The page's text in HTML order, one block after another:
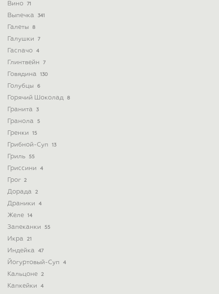
Вино 71
Выпечка 341
Галеты 8
Галушки 7
Гаспачо 4
Глинтвейн 7
Говядина 130
Голубцы 6
Горячий Шоколад 8
Гранита 3
Гранола 5
Гренки 15
Грибной-Суп 13
Гриль 55
Гриссини 4
Грог 2
Дорада 2
Драники 4
Желе 14
Запеканки 55
Икра 21
Индейка 47
Йогуртовый-Суп 4
Кальцоне 2
Капкейки 4